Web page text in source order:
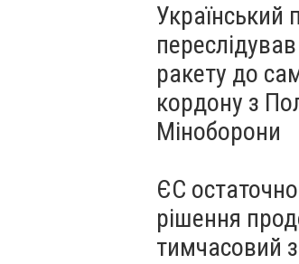
Український
ракету до
кордону з
Міноборони
ЄС
рішення
тимчасовий